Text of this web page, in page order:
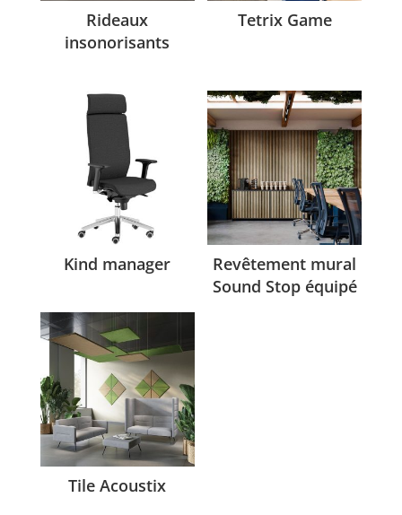
Rideaux
insonorisants
Tetrix Game
Kind manager
Revêtement mural
Sound Stop équipé
Tile Acoustix